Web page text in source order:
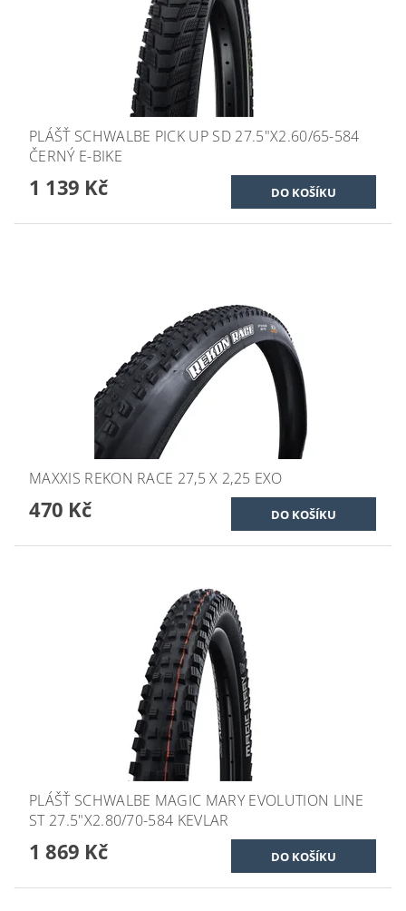
PLÁŠŤ SCHWALBE PICK UP SD 27.5"X2.60/65-584
ČERNÝ E-BIKE
1 139 Kč
MAXXIS REKON RACE 27,5 X 2,25 EXO
470 Kč
PLÁŠŤ SCHWALBE MAGIC MARY EVOLUTION LINE
ST 27.5"X2.80/70-584 KEVLAR
1 869 Kč